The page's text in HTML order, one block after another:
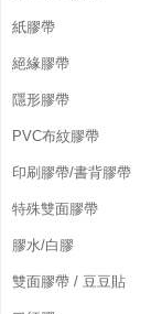
紙膠帶
絕緣膠帶
隱形膠帶
PVC布紋膠帶
印刷膠帶/書背膠帶
特殊雙面膠帶
膠水/白膠
雙面膠帶 / 豆豆貼